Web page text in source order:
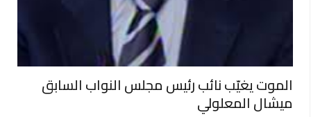
الموت يغيّب نائب رئيس مجلس النواب السابق
ميشال المعلولي